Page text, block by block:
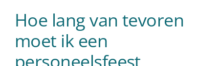
Hoe lang van tevoren
moet ik een